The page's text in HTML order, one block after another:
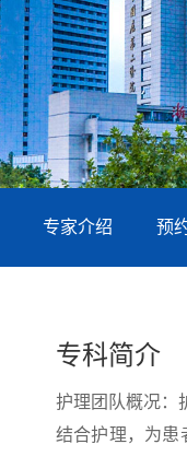
专家介绍 预
专科简介
护理团队概况：
结合护理，为患